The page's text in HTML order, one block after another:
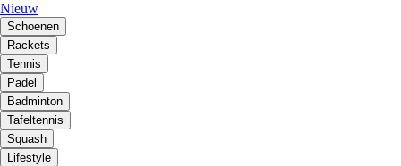
Nieuw
Schoenen
Rackets
Tennis
Padel
Badminton
Tafeltennis
Squash
Lifestyle